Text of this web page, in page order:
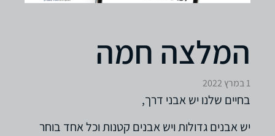
המלצה חמה
1 במרץ 2022
בחיים שלנו יש אבני דרך,
יש אבנים גדולות ויש אבנים קטנות וכל אחד בוחר